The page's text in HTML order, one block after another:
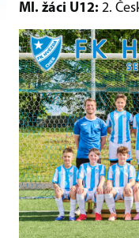
Ml. žáci U12: 2.